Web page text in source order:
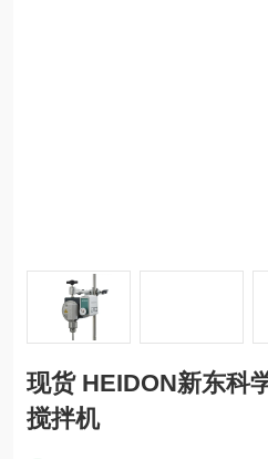
现货 HEIDON新东科
搅拌机